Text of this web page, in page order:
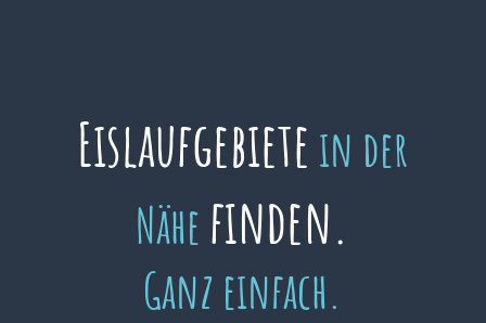
Eislaufgebiete in der
Nähe finden.
Ganz einfach.